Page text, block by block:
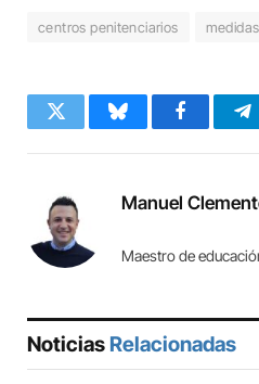
centros penitenciarios
Twitter BlueskyFacebook
Manuel
Maestro de
Noticias Relacionadas